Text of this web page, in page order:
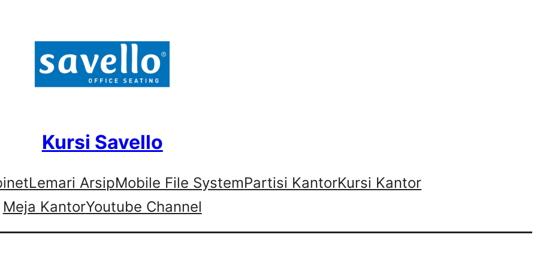
Kursi Savello
Lemari ArsipMobile File SystemPartisi KantorKursi Kantor
Meja KantorYoutube Channel